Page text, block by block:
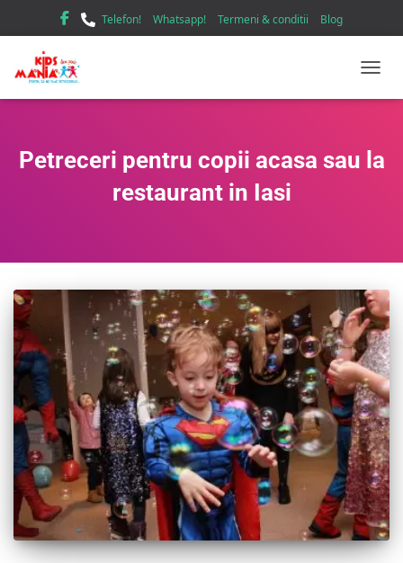
Telefon! Whatsapp! Termeni & conditii Blog
Petreceri pentru copii acasa sau la
restaurant in Iasi